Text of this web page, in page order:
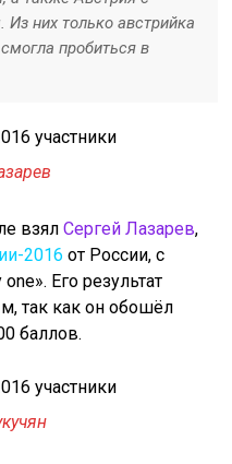
них только австрийка
пробиться в
взялСергей Лазарев,
2016 от России, с
Его результат
так как он обошёл
баллов.